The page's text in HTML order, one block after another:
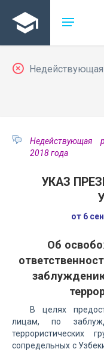
Недействующая
Недействующая
2018 года
УКАЗ
от 6
Об
В целях
лицам, по
террористических
сопредельных с